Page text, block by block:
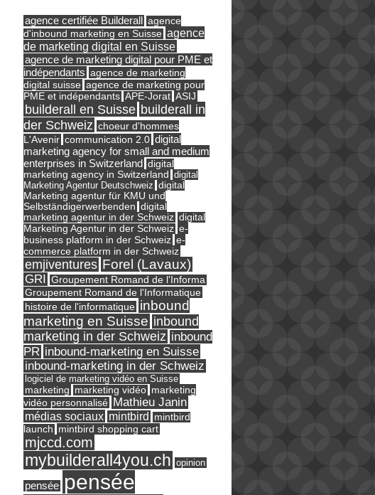
agence certifiée Builderall
agence
d'inbound marketing en Suisse agence
de marketing digital en Suisse
agence de marketing digital pour PME et
indépendants agence de marketing
digital suisse agence de marketing pour
PME et indépendants APE-Jorat ASIJ
builderall en Suisse builderall in
der Schweiz choeur d'hommes
L'Avenir communication 2.0 digital
marketing agency for small and medium
enterprises in Switzerland digital
marketing agency in Switzerland digital
Marketing Agentur Deutschweiz digital
Marketing agentur für KMU und
Selbständigerwerbenden digital
marketing agentur in der Schweiz digital
Marketing Agentur in der Schweiz e-
business platform in der Schweiz e-
commerce platform in der Schweiz
emjiventures Forel (Lavaux)
GRI Groupement Romand de l'Informa
Groupement Romand de l'Informatique
histoire de l'informatique inbound
marketing en Suisse inbound
marketing in der Schweiz inbound
PR inbound-marketing en Suisse
inbound-marketing in der Schweiz
logiciel de marketing vidéo en Suisse
marketing marketing vidéo marketing
vidéo personnalisé Mathieu Janin
médias sociaux mintbird
mintbird
launch mintbird shopping cart
mjccd.com
mybuilderall4you.ch opinion
pensée pensée